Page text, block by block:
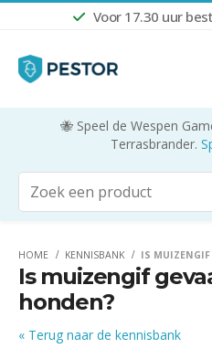
Voor 17.30 uur
🐝 Speel de Wespen
Terrasbrander.
HOME KENNISBANK IS MUIZENGIF
Is muizengif
honden?
« Terug naar de kennisbank